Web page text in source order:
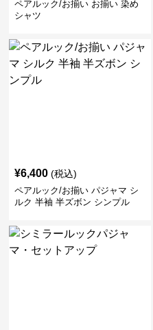
ペアルック/お揃い お揃い 染め
シャツ
¥6,400 (税込)
ペアルック/お揃い パジャマ シ
ルク 半袖 半ズボン シンプル